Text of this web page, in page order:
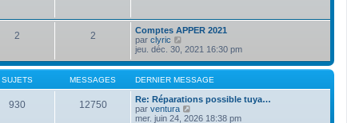
g
e
m
e
s
s
a
g
n
i
r
m
e
s
s
a
e
e
d
e
r
n
i
e
r
m
s
2 2
Comptes APPER 2021
par clyric
o
r
l
d
e
r
jeu. déc. 30, 2021 16:30 pm
SUJETS MESSAGES DERNIER MESSAGE
930 12750
Re: Réparations possible tuya…
par ventura
o
mer. juin 24, 2026 18:38 pm